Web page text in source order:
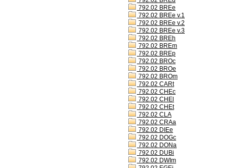
792.02 BREe
792.02 BREe v.1
792.02 BREe v.2
792.02 BREe v.3
792.02 BREh
792.02 BREm
792.02 BREp
792.02 BROc
792.02 BROe
792.02 BROm
792.02 CARt
792.02 CHEc
792.02 CHEl
792.02 CHEt
792.02 CLA
792.02 CRAa
792.02 DIEe
792.02 DOGc
792.02 DONa
792.02 DUBi
792.02 DWIm